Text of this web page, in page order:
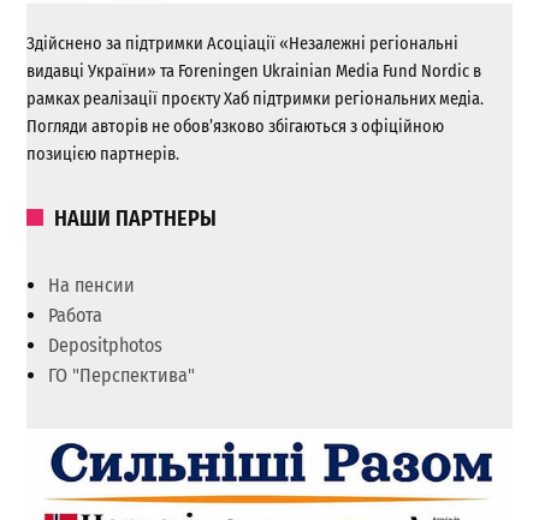
Здійснено за підтримки Асоціації «Незалежні регіональні
видавці України» та Foreningen Ukrainian Media Fund Nordic в
рамках реалізації проєкту Хаб підтримки регіональних медіа.
Погляди авторів не обов’язково збігаються з офіційною
позицією партнерів.
НАШИ ПАРТНЕРЫ
На пенсии
Работа
Depositphotos
ГО "Перспектива"